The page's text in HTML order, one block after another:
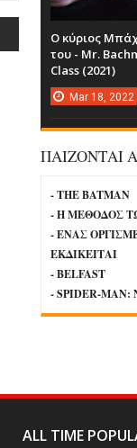
Ο κύριος
του - Mr.
Class (2021)
Mar 18, 2022
ΠΑΙΖΟΝΤΑΙ
- THE BATMAN
- Η ΜΕΘΟΔΟΣ
- ΕΝΑΣ
ΕΚΔΙΚΕΙΤΑΙ
- BELFAST
- SPIDER-MAN:
ALL TIME